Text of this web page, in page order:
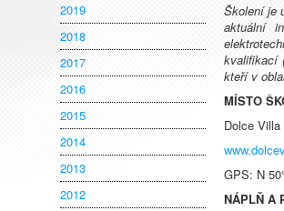
2019
2018
2017
2016
2015
2014
2013
2012
Školení je
aktuální
kvalifikací
kteří v
MÍSTO
Dolce
GPS: N
NÁPLŇ A